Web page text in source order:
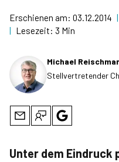
Erschienen am: 03.12.2014 |
| Lesezeit: 3 Min
Michael
Stellvertretender
Unter dem